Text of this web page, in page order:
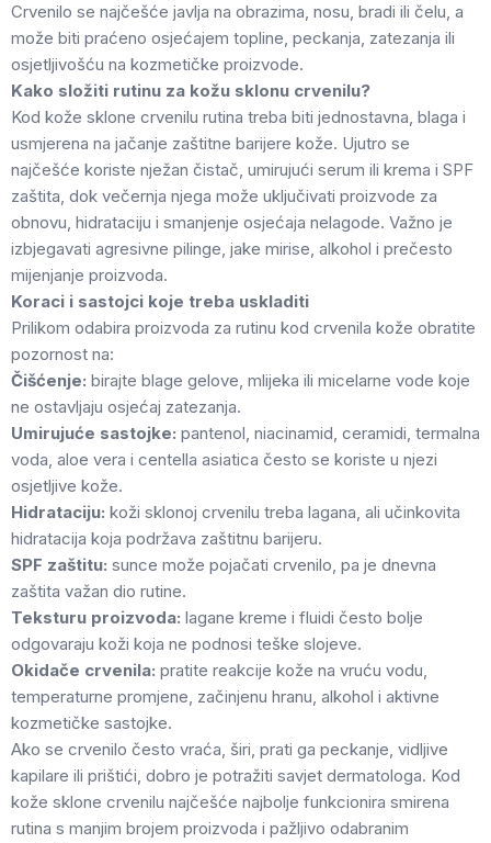
Crvenilo se najčešće javlja na obrazima, nosu, bradi ili čelu, a
može biti praćeno osjećajem topline, peckanja, zatezanja ili
osjetljivošću na kozmetičke proizvode.
Kako složiti rutinu za kožu sklonu crvenilu?
Kod kože sklone crvenilu rutina treba biti jednostavna, blaga i
usmjerena na jačanje zaštitne barijere kože. Ujutro se
najčešće koriste nježan čistač, umirujući serum ili krema i SPF
zaštita, dok večernja njega može uključivati proizvode za
obnovu, hidrataciju i smanjenje osjećaja nelagode. Važno je
izbjegavati agresivne pilinge, jake mirise, alkohol i prečesto
mijenjanje proizvoda.
Koraci i sastojci koje treba uskladiti
Prilikom odabira proizvoda za rutinu kod crvenila kože obratite
pozornost na:
Čišćenje: birajte blage gelove, mlijeka ili micelarne vode koje
ne ostavljaju osjećaj zatezanja.
Umirujuće sastojke: pantenol, niacinamid, ceramidi, termalna
voda, aloe vera i centella asiatica često se koriste u njezi
osjetljive kože.
Hidrataciju: koži sklonoj crvenilu treba lagana, ali učinkovita
hidratacija koja podržava zaštitnu barijeru.
SPF zaštitu: sunce može pojačati crvenilo, pa je dnevna
zaštita važan dio rutine.
Teksturu proizvoda: lagane kreme i fluidi često bolje
odgovaraju koži koja ne podnosi teške slojeve.
Okidače crvenila: pratite reakcije kože na vruću vodu,
temperaturne promjene, začinjenu hranu, alkohol i aktivne
kozmetičke sastojke.
Ako se crvenilo često vraća, širi, prati ga peckanje, vidljive
kapilare ili prištići, dobro je potražiti savjet dermatologa. Kod
kože sklone crvenilu najčešće najbolje funkcionira smirena
rutina s manjim brojem proizvoda i pažljivo odabranim